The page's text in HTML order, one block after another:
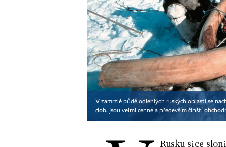
V zamrzlé půdě odlehlých ruských oblastí se
dob, jsou velmi cenné a především čínští
Rusku sice